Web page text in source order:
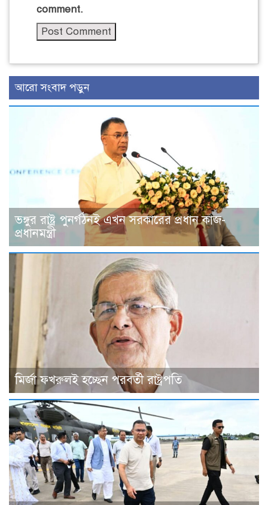
comment.
আরো সংবাদ পড়ুন
ভঙ্গুর রাষ্ট্র পুনর্গঠনই এখন সরকারের প্রধান কাজ-
প্রধানমন্ত্রী
মির্জা ফখরুলই হচ্ছেন পরবর্তী রাষ্ট্রপতি